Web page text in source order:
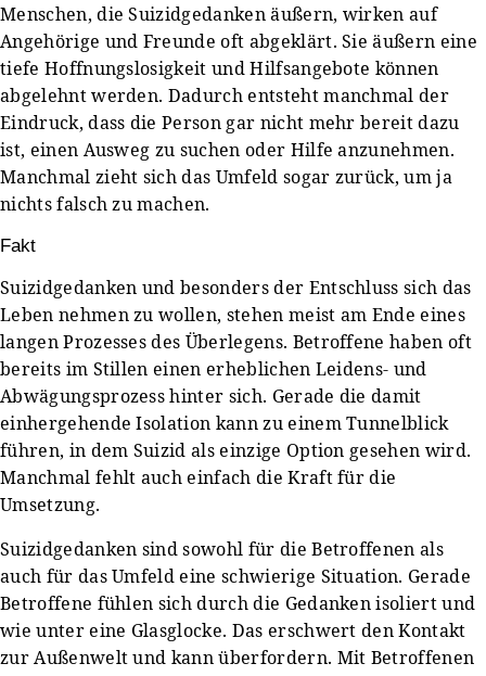
Menschen, die Suizidgedanken äußern, wirken auf
Angehörige und Freunde oft abgeklärt. Sie äußern eine
tiefe Hoffnungslosigkeit und Hilfsangebote können
abgelehnt werden. Dadurch entsteht manchmal der
Eindruck, dass die Person gar nicht mehr bereit dazu
ist, einen Ausweg zu suchen oder Hilfe anzunehmen.
Manchmal zieht sich das Umfeld sogar zurück, um ja
nichts falsch zu machen.
Fakt
Suizidgedanken und besonders der Entschluss sich das
Leben nehmen zu wollen, stehen meist am Ende eines
langen Prozesses des Überlegens. Betroffene haben oft
bereits im Stillen einen erheblichen Leidens- und
Abwägungsprozess hinter sich. Gerade die damit
einhergehende Isolation kann zu einem Tunnelblick
führen, in dem Suizid als einzige Option gesehen wird.
Manchmal fehlt auch einfach die Kraft für die
Umsetzung.
Suizidgedanken sind sowohl für die Betroffenen als
auch für das Umfeld eine schwierige Situation. Gerade
Betroffene fühlen sich durch die Gedanken isoliert und
wie unter eine Glasglocke. Das erschwert den Kontakt
zur Außenwelt und kann überfordern. Mit Betroffenen